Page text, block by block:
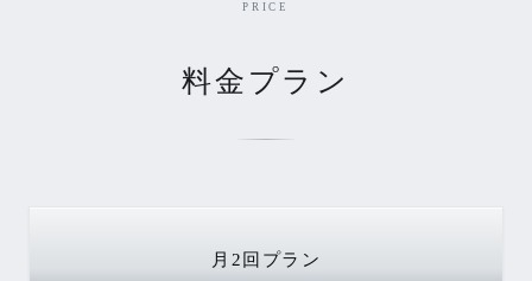
PRICE
料金プラン
月2回 プラン